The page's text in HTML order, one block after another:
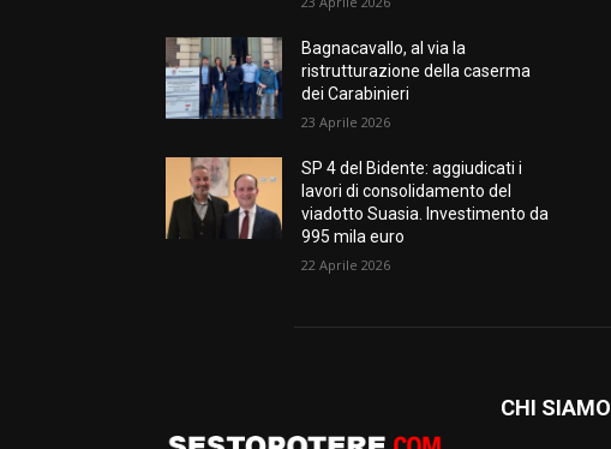
Bagnacavallo, al via la
ristrutturazione della caserma
dei Carabinieri
23 Aprile 2026
SP 4 del Bidente: aggiudicati i
lavori di consolidamento del
viadotto Suasia. Investimento da
995 mila euro
22 Aprile 2026
CHI SIAMO